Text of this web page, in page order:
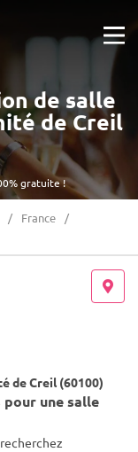
gratuite !
de salle
de Creil
France
de Creil (60100)
une salle